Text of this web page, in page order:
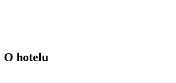
O hotelu